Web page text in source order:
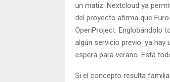
un matiz: Nextcloud ya
del proyecto afirma que
OpenProject. Englobándolo
algún servicio previo. ya hay
espera para verano. Está
Si el concepto resulta